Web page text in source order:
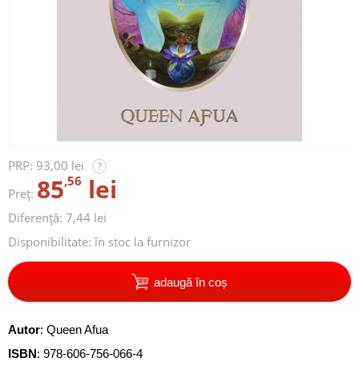
PRP: 93,00 lei ?
Preț: 85,56 lei
Diferență: 7,44 lei
Disponibilitate: în stoc la furnizor
adaugă în coș
Autor: Queen Afua
ISBN: 978-606-756-066-4